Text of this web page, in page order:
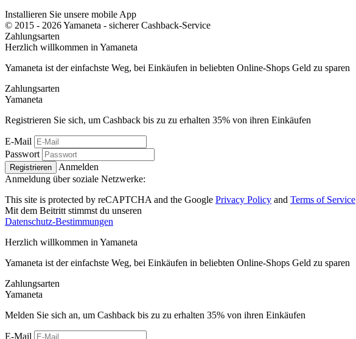
Installieren Sie unsere mobile App
© 2015 - 2026 Yamaneta - sicherer Cashback-Service
Zahlungsarten
Herzlich willkommen in Yamaneta
Yamaneta ist der einfachste Weg, bei Einkäufen in beliebten Online-Shops Geld zu sparen
Zahlungsarten
Yamaneta
Registrieren Sie sich, um Cashback bis zu zu erhalten 35% von ihren Einkäufen
E-Mail
Passwort
Registrieren
Anmelden
Anmeldung über soziale Netzwerke:
This site is protected by reCAPTCHA and the Google Privacy Policy and Terms of Service
Mit dem Beitritt stimmst du unseren
Datenschutz-Bestimmungen
Herzlich willkommen in Yamaneta
Yamaneta ist der einfachste Weg, bei Einkäufen in beliebten Online-Shops Geld zu sparen
Zahlungsarten
Yamaneta
Melden Sie sich an, um Cashback bis zu zu erhalten 35% von ihren Einkäufen
E-Mail